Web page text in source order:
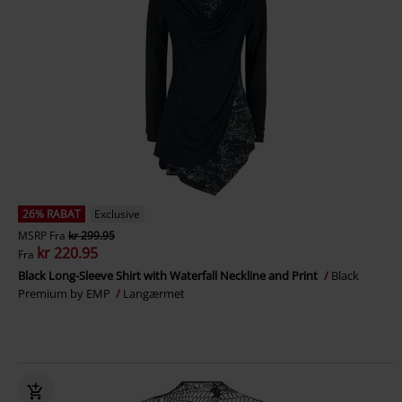
26% RABAT
Exclusive
MSRP Fra kr 299.95
Fra kr 220.95
Black Long-Sleeve Shirt with Waterfall Neckline and Print
Black
Premium by EMP
Langærmet